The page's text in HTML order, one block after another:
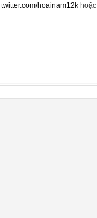
twitter.com/hoainam12k hoặc